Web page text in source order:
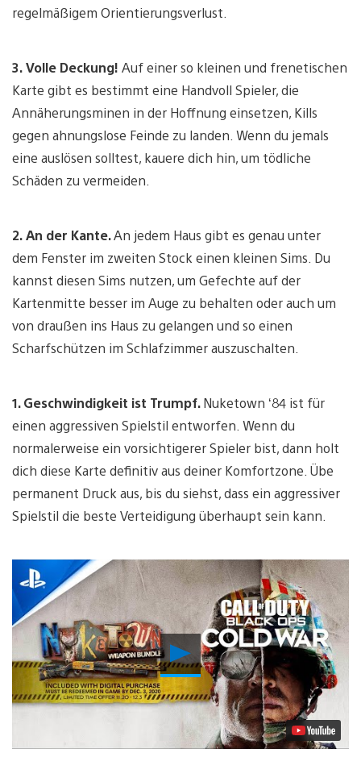
regelmäßigem Orientierungsverlust.
3.Volle Deckung! Auf einer so kleinen und frenetischen
Karte gibt es bestimmt eine Handvoll Spieler, die
Annäherungsminen in der Hoffnung einsetzen, Kills
gegen ahnungslose Feinde zu landen. Wenn du jemals
eine auslösen solltest, kauere dich hin, um tödliche
Schäden zu vermeiden.
2.An der Kante.An jedem Haus gibt es genau unter
dem Fenster im zweiten Stock einen kleinen Sims. Du
kannst diesen Sims nutzen, um Gefechte auf der
Kartenmitte besser im Auge zu behalten oder auch um
von draußen ins Haus zu gelangen und so einen
Scharfschützen im Schlafzimmer auszuschalten.
1. Geschwindigkeit ist Trumpf.Nuketown ‘84 ist für
einen aggressiven Spielstil entworfen. Wenn du
normalerweise ein vorsichtigerer Spieler bist, dann holt
dich diese Karte definitiv aus deiner Komfortzone. Übe
permanent Druck aus, bis du siehst, dass ein aggressiver
Spielstil die beste Verteidigung überhaupt sein kann.
Video
abspielen